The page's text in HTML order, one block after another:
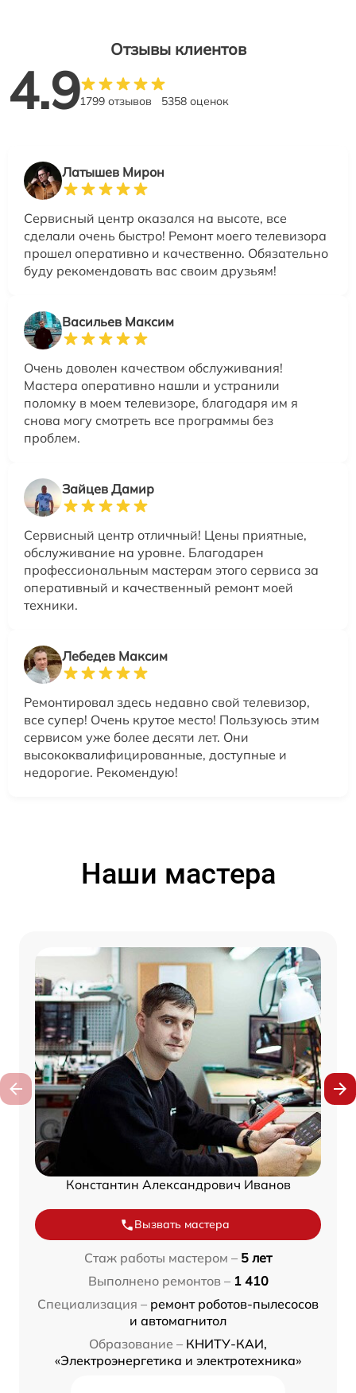
Отзывы клиентов
4.91799 отзывов 5358 оценок
Латышев Мирон
Сервисный центр оказался на высоте, все
сделали очень быстро! Ремонт моего телевизора
прошел оперативно и качественно. Обязательно
буду рекомендовать вас своим друзьям!
Васильев Максим
Очень доволен качеством обслуживания!
Мастера оперативно нашли и устранили
поломку в моем телевизоре, благодаря им я
снова могу смотреть все программы без
проблем.
Зайцев Дамир
Сервисный центр отличный! Цены приятные,
обслуживание на уровне. Благодарен
профессиональным мастерам этого сервиса за
оперативный и качественный ремонт моей
техники.
Лебедев Максим
Ремонтировал здесь недавно свой телевизор,
все супер! Очень крутое место! Пользуюсь этим
сервисом уже более десяти лет. Они
высококвалифицированные, доступные и
недорогие. Рекомендую!
Наши мастера
Константин Александрович Иванов
Вызвать мастера
Стаж работы мастером – 5 лет
Выполнено ремонтов – 1 410
Специализация – ремонт роботов-пылесосов
и автомагнитол
Образование – КНИТУ-КАИ,
«Электроэнергетика и электротехника»